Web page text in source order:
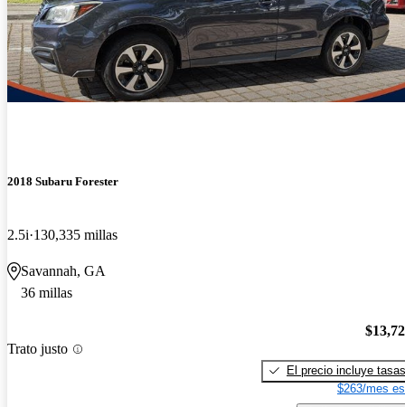
2018 Subaru Forester
2.5i 130,335 millas
Savannah, GA
36 millas
Trato justo
El precio incluye tasas
$263/mes